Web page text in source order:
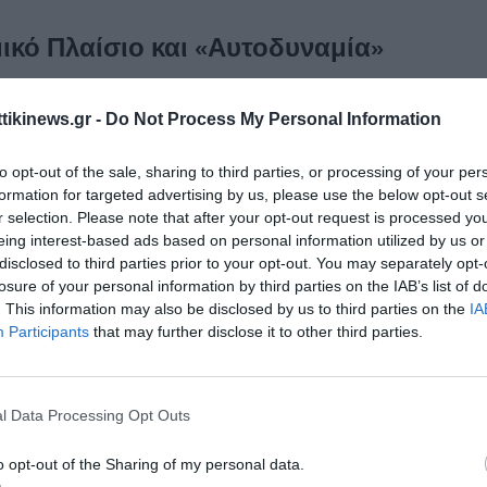
- Do Not Process My Personal Information
opt-out of the sale, sharing to third parties, or processing of your
for targeted advertising by us, please use the below opt-out
selection. Please note that after your opt-out request is processed
interest-based ads based on personal information utilized by us
to third parties prior to your opt-out. You may separately
of your personal information by third parties on the IAB’s list of
This information may also be disclosed by us to third parties on the
Participants that may further disclose it to other third parties.
Data Processing Opt Outs
opt-out of the Sharing of my personal data.
Πλαίσιο και «Αυτοδυναμία»
κυρώσεις και προβλήματα στην εφοδιαστική αλυσίδα. Παρόλα
ότι οι ανεξάρτητες εκτιμήσεις για την οικονομική
λόγω περιορισμένης διαφάνειας.
αναφορά):https://www.reuters.com/world/asia-pacific/
party-congress-kcna-reports-2026-02-19/